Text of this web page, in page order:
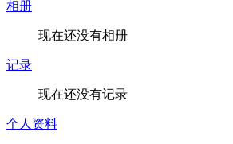
相册
现在还没有相册
记录
现在还没有记录
个人资料